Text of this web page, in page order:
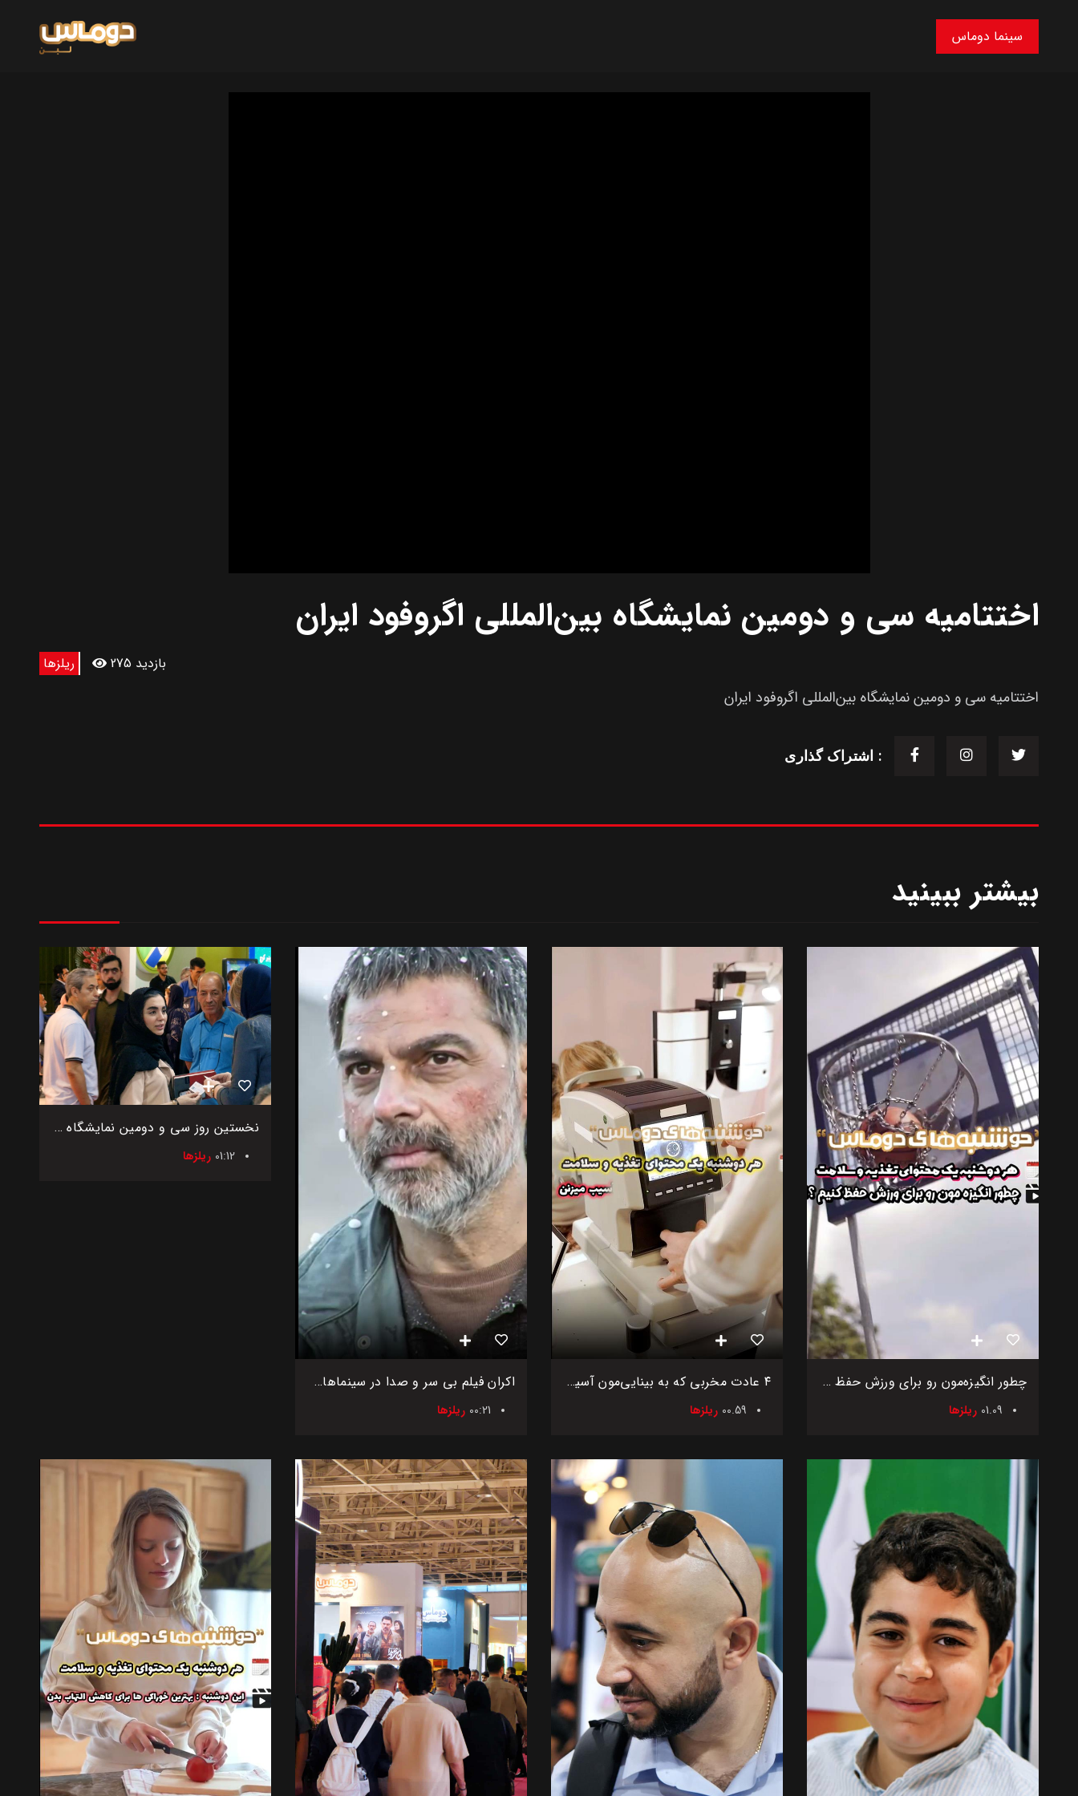
سینما دوماس
اختتامیه سی و دومین نمایشگاه بین‌المللی اگروفود ایران
ریلزها 275 بازدید
اختتامیه سی و دومین نمایشگاه بین‌المللی اگروفود ایران
اشتراک گذاری :
بیشتر ببینید
چطور انگیزه‌مون رو برای ورزش حفظ کنیم؟
01.09 ریلزها
۴ عادت مخربی که به بینایی‌مون آسیب می‌زنن
00.59 ریلزها
اکران فیلم بی سر و صدا در سینماهای کشور
00:21 ریلزها
نخستین روز سی و دومین نمایشگاه بین‌المللی اگروفود ایران
01:12 ریلزها